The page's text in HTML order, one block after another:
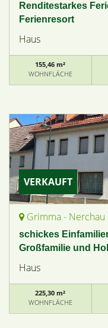
Renditestarkes
Ferienresort
Haus
155,46 m²
WOHNFLÄCHE
VERKAUFT
Grimma - Nerchau
schickes
Großfamilie und
Haus
225,30 m²
WOHNFLÄCHE